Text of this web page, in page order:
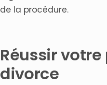
de la procédure.
Réussir
divorce